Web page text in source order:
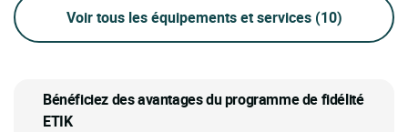
Voir tous les équipements et services (10)
Bénéficiez des avantages du programme de fidélité
ETIK